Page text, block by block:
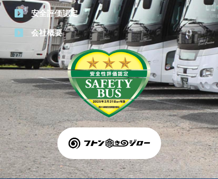
安全評価認定
会社概要